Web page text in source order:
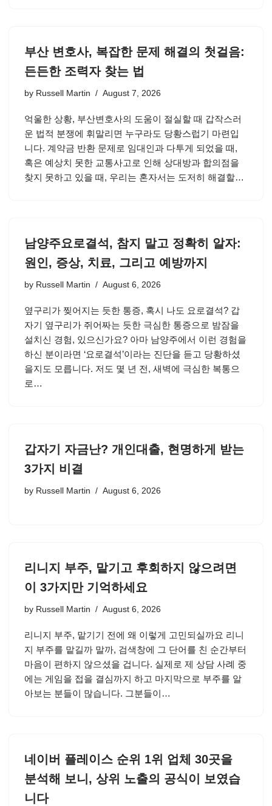
부산 변호사, 복잡한 문제 해결의 첫걸음:
든든한 조력자 찾는 법
by Russell Martin August 7, 2026
억울한 상황, 부산변호사의 도움이 절실할 때 갑작스러
운 법적 분쟁에 휘말리면 누구라도 당황스럽기 마련입
니다. 계약금 반환 문제로 임대인과 다투게 되었을 때,
혹은 예상치 못한 교통사고로 인해 상대방과 합의점을
찾지 못하고 있을 때, 우리는 혼자서는 도저히 해결할…
남양주요로결석, 참지 말고 정확히 알자:
원인, 증상, 치료, 그리고 예방까지
by Russell Martin August 6, 2026
옆구리가 찢어지는 듯한 통증, 혹시 나도 요로결석? 갑
자기 옆구리가 쥐어짜는 듯한 극심한 통증으로 밤잠을
설치신 경험, 있으신가요? 아마 남양주에서 이런 경험을
하신 분이라면 ‘요로결석’이라는 진단을 듣고 당황하셨
을지도 모릅니다. 저도 몇 년 전, 새벽에 극심한 복통으
로…
갑자기 자금난? 개인대출, 현명하게 받는
3가지 비결
by Russell Martin August 6, 2026
리니지 부주, 맡기고 후회하지 않으려면
이 3가지만 기억하세요
by Russell Martin August 6, 2026
리니지 부주, 맡기기 전에 왜 이렇게 고민되실까요 리니
지 부주를 맡길까 말까, 검색창에 그 단어를 친 순간부터
마음이 편하지 않으셨을 겁니다. 실제로 제 상담 사례 중
에는 게임을 접을 결심까지 하고 마지막으로 부주를 알
아보는 분들이 많습니다. 그분들이…
네이버 플레이스 순위 1위 업체 30곳을
분석해 보니, 상위 노출의 공식이 보였습
니다